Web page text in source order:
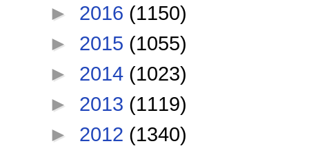
► 2016 (1150)
► 2015 (1055)
► 2014 (1023)
► 2013 (1119)
► 2012 (1340)